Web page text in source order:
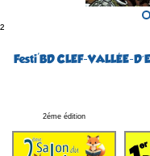
²
Festi'BD CLEF-VALLÉE-
2éme édition